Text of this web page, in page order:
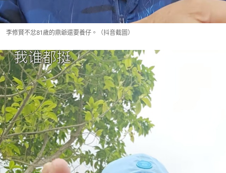
李修賢不忿81歲的鼎爺還要養仔。（抖音截圖）